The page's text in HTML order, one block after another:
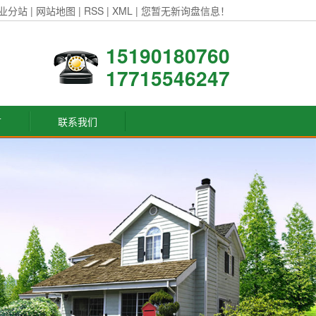
分站 | 网站地图 | RSS | XML | 您暂无新询盘信息！
15190180760
17715546247
联系我们